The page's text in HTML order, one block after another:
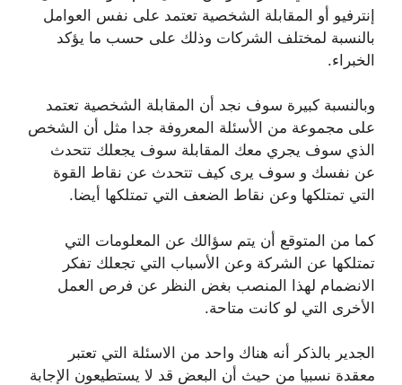
إنترفيو أو المقابلة الشخصية تعتمد على نفس العوامل
بالنسبة لمختلف الشركات وذلك على حسب ما يؤكد
الخبراء.
وبالنسبة كبيرة سوف نجد أن المقابلة الشخصية تعتمد
على مجموعة من الأسئلة المعروفة جدا مثل أن الشخص
الذي سوف يجري معك المقابلة سوف يجعلك تتحدث
عن نفسك و سوف يرى كيف تتحدث عن نقاط القوة
التي تمتلكها وعن نقاط الضعف التي تمتلكها أيضا.
كما من المتوقع أن يتم سؤالك عن المعلومات التي
تمتلكها عن الشركة وعن الأسباب التي تجعلك تفكر
الانضمام لهذا المنصب بغض النظر عن فرص العمل
الأخرى التي لو كانت متاحة.
الجدير بالذكر أنه هناك واحد من الاسئلة التي تعتبر
معقدة نسبيا من حيث أن البعض قد لا يستطيعون الإجابة